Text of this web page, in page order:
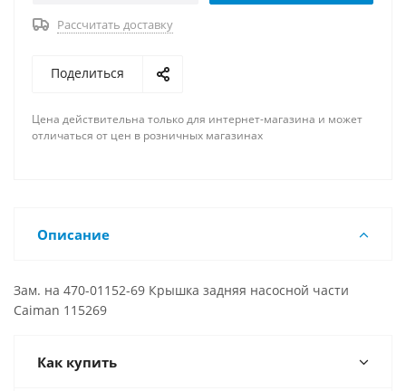
Рассчитать доставку
Поделиться
Цена действительна только для интернет-магазина и может
отличаться от цен в розничных магазинах
Описание
Зам. на 470-01152-69 Крышка задняя насосной части
Caiman 115269
Как купить